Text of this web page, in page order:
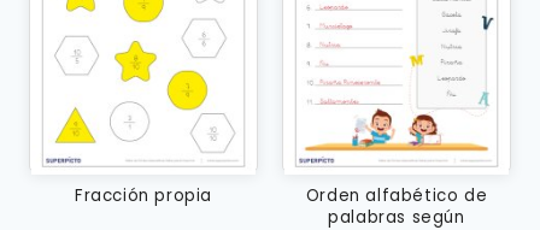
Fracción propia
Orden alfabético de
palabras según